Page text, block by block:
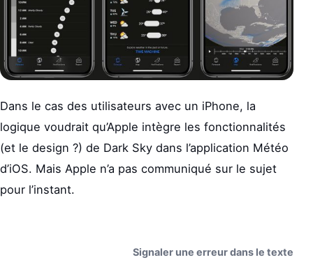
Dans le cas des utilisateurs avec un iPhone, la
logique voudrait qu’Apple intègre les fonctionnalités
(et le design ?) de Dark Sky dans l’application Météo
d’iOS. Mais Apple n’a pas communiqué sur le sujet
pour l’instant.
Signaler une erreur dans le texte